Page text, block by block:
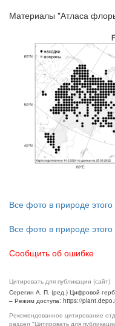
Материалы "Атласа
Все фото в природе этого
Все фото в природе этого
Сообщить об ошибке
Цитировать для публикации (сайт)
Серегин А. П. (ред.) Цифровой
– Режим доступа: https://
Рекомендованное цитирование
раздел "Цитировать для